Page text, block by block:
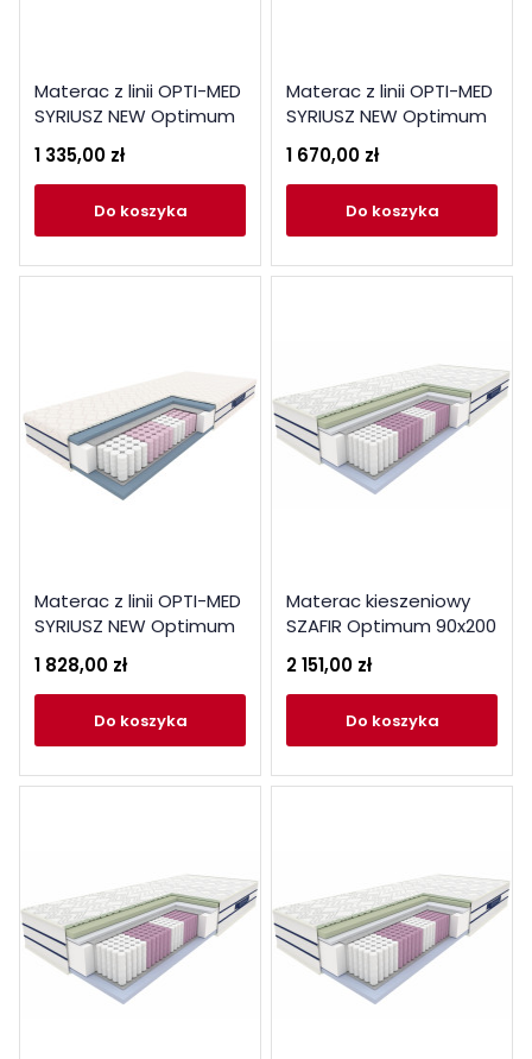
Materac z linii OPTI-MED
SYRIUSZ NEW Optimum
1 335,00 zł
do koszyka
Materac z linii OPTI-MED
SYRIUSZ NEW Optimum
1 670,00 zł
do koszyka
Materac z linii OPTI-MED
SYRIUSZ NEW Optimum
1 828,00 zł
do koszyka
Materac kieszeniowy
SZAFIR Optimum 90x200
2 151,00 zł
do koszyka